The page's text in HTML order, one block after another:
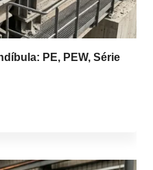
PE, PEW, Série